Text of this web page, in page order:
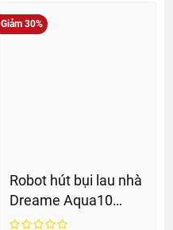
Giảm 30%
Robot hút bụi lau nhà
Dreame Aqua10
Roller - BH 24Th